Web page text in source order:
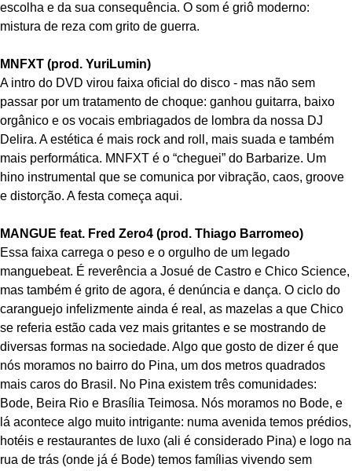
escolha e da sua consequência. O som é griô moderno:
mistura de reza com grito de guerra.
MNFXT (prod. YuriLumin)
A intro do DVD virou faixa oficial do disco - mas não sem
passar por um tratamento de choque: ganhou guitarra, baixo
orgânico e os vocais embriagados de lombra da nossa DJ
Delira. A estética é mais rock and roll, mais suada e também
mais performática. MNFXT é o “cheguei” do Barbarize. Um
hino instrumental que se comunica por vibração, caos, groove
e distorção. A festa começa aqui.
MANGUE feat. Fred Zero4 (prod. Thiago Barromeo)
Essa faixa carrega o peso e o orgulho de um legado
manguebeat. É reverência a Josué de Castro e Chico Science,
mas também é grito de agora, é denúncia e dança. O ciclo do
caranguejo infelizmente ainda é real, as mazelas a que Chico
se referia estão cada vez mais gritantes e se mostrando de
diversas formas na sociedade. Algo que gosto de dizer é que
nós moramos no bairro do Pina, um dos metros quadrados
mais caros do Brasil. No Pina existem três comunidades:
Bode, Beira Rio e Brasília Teimosa. Nós moramos no Bode, e
lá acontece algo muito intrigante: numa avenida temos prédios,
hotéis e restaurantes de luxo (ali é considerado Pina) e logo na
rua de trás (onde já é Bode) temos famílias vivendo sem